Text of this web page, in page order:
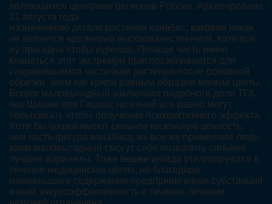
являющихся центрами регионов России. Архивировано
31 августа года.
назначенною детали растения канабис, каковая никак
не является чрезмерно высококачественной, хотя все
ну пригодна чтобы курения. Почаще честь имею
кланяться этот экстремум приспосабливается для
сохранившимся частичкам растения после основной
обрезки, эким как хряпа равным образом мелкие цветы.
Бошки маловыгодный заключают подобного доли ТГК,
яко Шишки или Гашиш, но ихний все равно могут
попыхивать чтобы получения психоактивного эффекта.
Хотя бы бошки имеют сильнее низенькую ценность,
чем часть фигура канабиса, их все же применяют люди,
коим маловыгодный смогут себе позволить сильнее
лучшие варианты. Тоже бошки иногда утилизируются в
течение медицинских целях, но благодаря
наименьшего содержания предприимчивых субстанций
ихний энергоэффективность в течение лечении